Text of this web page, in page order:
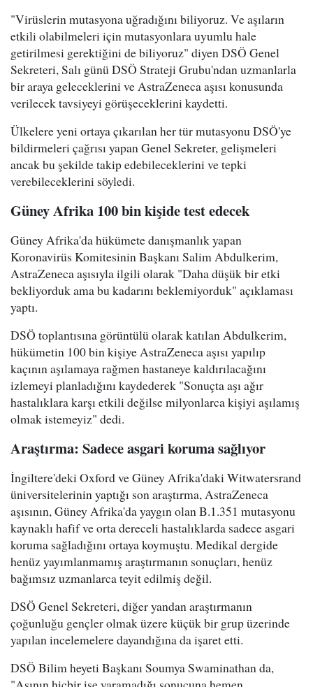
"Virüslerin mutasyona uğradığını biliyoruz. Ve aşıların
etkili olabilmeleri için mutasyonlara uyumlu hale
getirilmesi gerektiğini de biliyoruz" diyen DSÖ Genel
Sekreteri, Salı günü DSÖ Strateji Grubu'ndan uzmanlarla
bir araya geleceklerini ve AstraZeneca aşısı konusunda
verilecek tavsiyeyi görüşeceklerini kaydetti.
Ülkelere yeni ortaya çıkarılan her tür mutasyonu DSÖ'ye
bildirmeleri çağrısı yapan Genel Sekreter, gelişmeleri
ancak bu şekilde takip edebileceklerini ve tepki
verebileceklerini söyledi.
Güney Afrika 100 bin kişide test edecek
Güney Afrika'da hükümete danışmanlık yapan
Koronavirüs Komitesinin Başkanı Salim Abdulkerim,
AstraZeneca aşısıyla ilgili olarak "Daha düşük bir etki
bekliyorduk ama bu kadarını beklemiyorduk" açıklaması
yaptı.
DSÖ toplantısına görüntülü olarak katılan Abdulkerim,
hükümetin 100 bin kişiye AstraZeneca aşısı yapılıp
kaçının aşılamaya rağmen hastaneye kaldırılacağını
izlemeyi planladığını kaydederek "Sonuçta aşı ağır
hastalıklara karşı etkili değilse milyonlarca kişiyi aşılamış
olmak istemeyiz" dedi.
Araştırma: Sadece asgari koruma sağlıyor
İngiltere'deki Oxford ve Güney Afrika'daki Witwatersrand
üniversitelerinin yaptığı son araştırma, AstraZeneca
aşısının, Güney Afrika'da yaygın olan B.1.351 mutasyonu
kaynaklı hafif ve orta dereceli hastalıklarda sadece asgari
koruma sağladığını ortaya koymuştu. Medikal dergide
henüz yayımlanmamış araştırmanın sonuçları, henüz
bağımsız uzmanlarca teyit edilmiş değil.
DSÖ Genel Sekreteri, diğer yandan araştırmanın
çoğunluğu gençler olmak üzere küçük bir grup üzerinde
yapılan incelemelere dayandığına da işaret etti.
DSÖ Bilim heyeti Başkanı Soumya Swaminathan da,